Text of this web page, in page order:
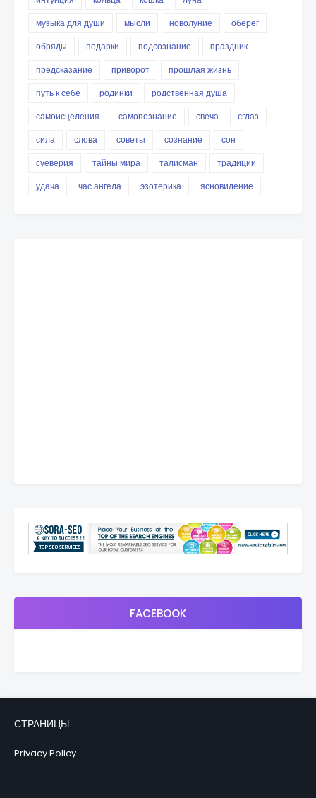
музыка для души
мысли новолуние
оберег
обряды
подарки подсознание
праздник
предсказание
приворот
прошлая жизнь
путь к себе
родинки
родственная душа
самоисцеления
самопознание свеча
сглаз
сила
слова советы сознание
сон
суеверия
тайны мира талисман
традиции
удача
час ангела эзотерика ясновидение
FACEBOOK
СТРАНИЦЫ
Privacy Policy